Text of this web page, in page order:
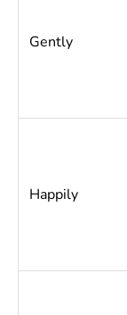
Gently
Happily